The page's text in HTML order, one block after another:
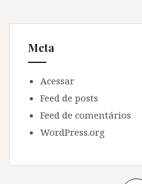
Meta
Acessar
Feed de posts
Feed de comentários
WordPress.org